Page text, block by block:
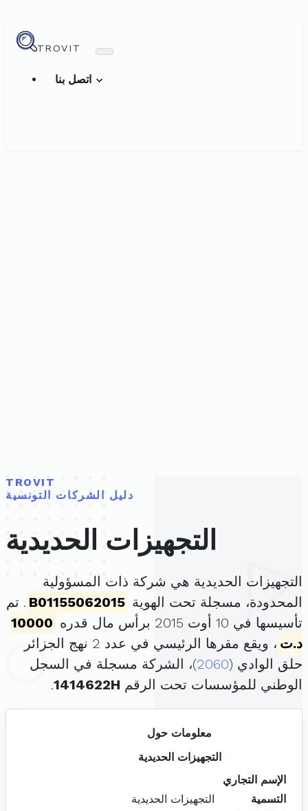
TROVIT
TROVIT
دليل الشركات التونسية
التجهيزات الحديدية
التجهيزات الحديدية هي شركة ذات المسؤولية
المحدودة، مسجلة تحت الهوية B01155062015 . تم
تأسيسها في 10 أوت 2015 برأس مال قدره
10000
د.ت
، ويقع مقرها الرئيسي في عدد 2 نهج الجزائر
حلق الوادي (2060)، الشركة مسجلة في السجل
الوطني للمؤسسات تحت الرقم 1414622H
.
معلومات حول
التجهيزات الحديدية
الإسم التجاري
التسمية
التجهيزات الحديدية